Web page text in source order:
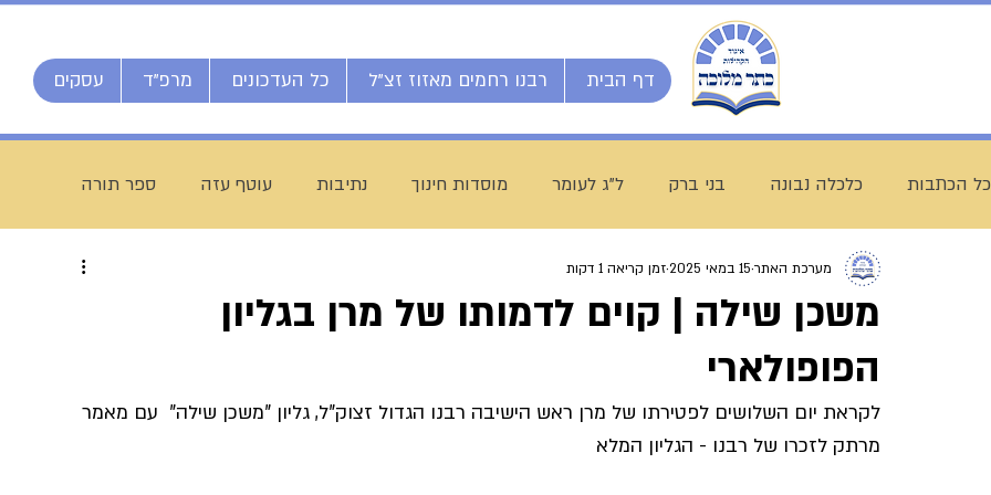
דף הבית רבנו רחמים מאזוז זצ"ל כל העדכונים מרפ"ד עסקים
כל הכתבות כלכלה נבונה בני ברק ל"ג לעומר מוסדות חינוך נתיבות עוטף עזה ספר תורה
השיעור השבועי ספרי מרן בית המדרש הגדול הרב אליהו ענקרי
חג שבועות ת"ת לחם הביכורים
עולם התורה הרב עובדיה חן דף היומי
משכן שילה | קוים לדמותו של מרן בגליון
הפופולארי
מערכת האתר 15 במאי 2025 זמן קריאה 1 דקות
לקראת יום השלושים לפטירתו של מרן ראש הישיבה רבנו הגדול זצוק"ל, גליון "משכן שילה"  עם מאמר
מרתק לזכרו של רבנו - הגליון המלא